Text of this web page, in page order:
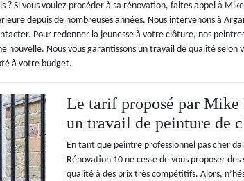
? Si vous voulez procéder à sa rénovation, faites appel à
depuis de nombreuses années. Nous intervenons à
Pour redonner la jeunesse à votre clôture, nos
nouvelle. Nous vous garantissons un travail de qualité selon
à votre budget.
Le tarif proposé par Mike
un travail de peinture de
En tant que peintre professionnel pas cher
Rénovation 10 ne cesse de vous proposer
qualité à des prix très compétitifs. Alors,